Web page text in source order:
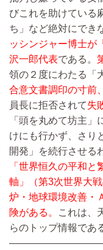
びこれを助けている
ち」など絶対にでき
ッシンジャー博士が
沢一郎代表である。
領の２度にわたる「
合意文書調印の寸前、
員長に拒否されて失
「頭を丸めて坊主
けにも行かず、さり
開発」を続行させる
「世界恒久の平和
軸」（第3次世界大
炉・地球環境改善・
険がある。
これは、
らのトップ情報であ